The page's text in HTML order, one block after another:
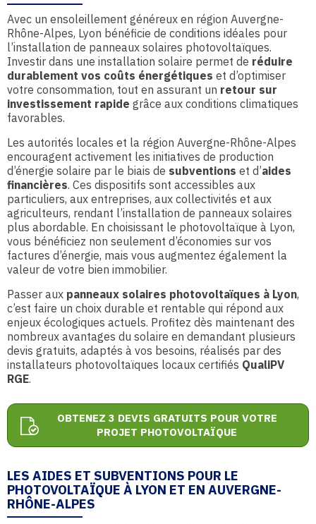
Avec un ensoleillement généreux en région Auvergne-
Rhône-Alpes, Lyon bénéficie de conditions idéales pour
l’installation de panneaux solaires photovoltaïques.
Investir dans une installation solaire permet de réduire
durablement vos coûts énergétiques et d’optimiser
votre consommation, tout en assurant un retour sur
investissement rapide grâce aux conditions climatiques
favorables.
Les autorités locales et la région Auvergne-Rhône-Alpes
encouragent activement les initiatives de production
d’énergie solaire par le biais de subventions et d’aides
financières. Ces dispositifs sont accessibles aux
particuliers, aux entreprises, aux collectivités et aux
agriculteurs, rendant l’installation de panneaux solaires
plus abordable. En choisissant le photovoltaïque à Lyon,
vous bénéficiez non seulement d’économies sur vos
factures d’énergie, mais vous augmentez également la
valeur de votre bien immobilier.
Passer aux panneaux solaires photovoltaïques à Lyon,
c’est faire un choix durable et rentable qui répond aux
enjeux écologiques actuels. Profitez dès maintenant des
nombreux avantages du solaire en demandant plusieurs
devis gratuits, adaptés à vos besoins, réalisés par des
installateurs photovoltaïques locaux certifiés QualiPV
RGE.
OBTENEZ 3 DEVIS GRATUITS POUR VOTRE
PROJET PHOTOVOLTAÏQUE
LES AIDES ET SUBVENTIONS POUR LE
PHOTOVOLTAÏQUE À LYON ET EN AUVERGNE-
RHÔNE-ALPES